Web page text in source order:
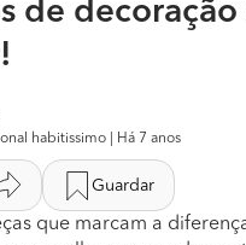
de decoração
habitissimo | Há 7 anos
Guardar
que marcam a